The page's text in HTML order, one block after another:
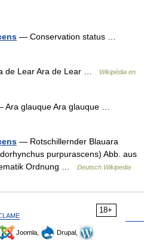
— Conservation status …
de Lear Ara de Lear …
Wikipédia en
Ara glauque Ara glauque …
— Rotschillernder Blauara
purpurascens) Abb. aus
Ordnung …
Deutsch Wikipedia
18+
Joomla,
Drupal,